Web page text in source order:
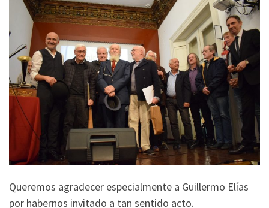
Queremos agradecer especialmente a Guillermo Elías
por habernos invitado a tan sentido acto.